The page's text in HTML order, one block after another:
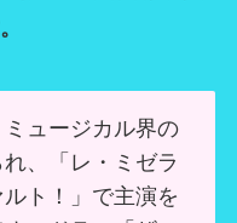
ュージカル界の
、「レ・ミゼラ
ト！」で主演を